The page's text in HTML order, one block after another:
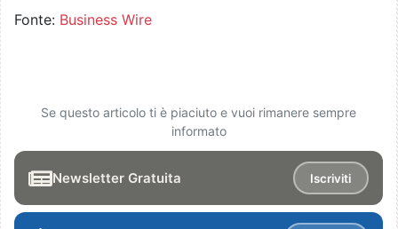
Fonte: Business Wire
Se questo articolo ti è piaciuto e vuoi rimanere sempre
informato
Newsletter Gratuita Iscriviti